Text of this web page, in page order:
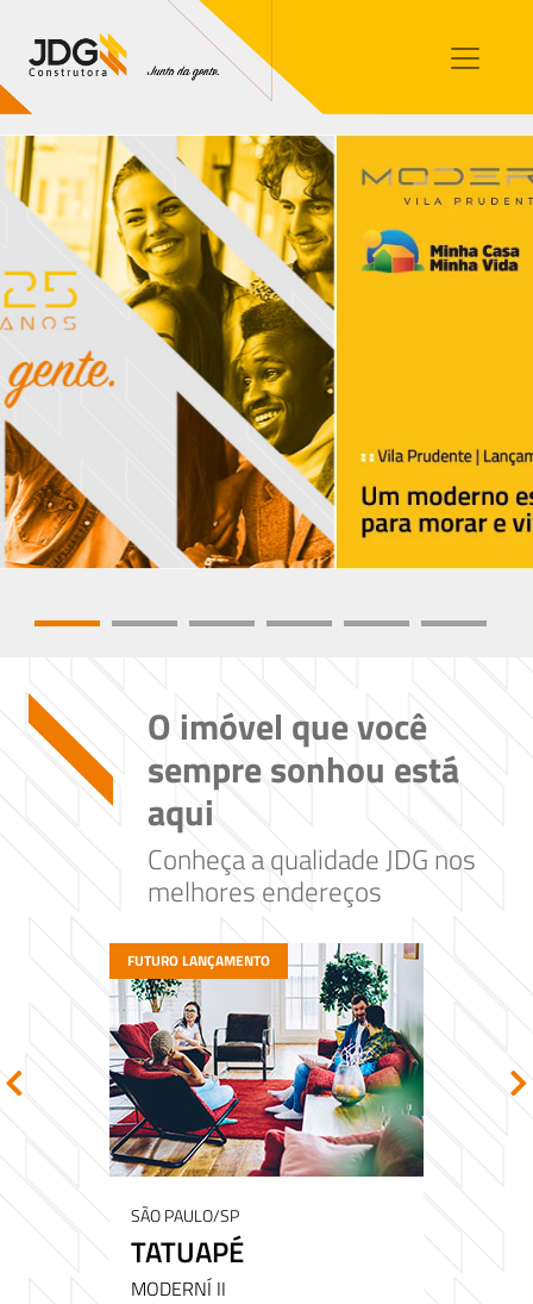
Contato
Sobre nós
Blog
O imóvel que você
sempre sonhou está
aqui
Conheça a qualidade JDG nos
melhores endereços
SÃO PAULO/SP
TATUAPÉ
MODERNÍ II
FUTURO LANÇAMENTO